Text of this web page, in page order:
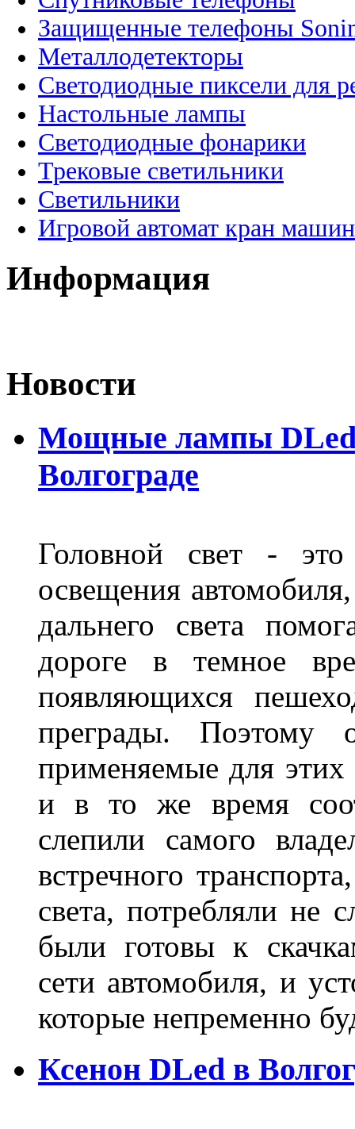
Защищенные телефоны
Металлодетекторы
Светодиодные пиксели для
Настольные лампы
Светодиодные фонарики
Трековые светильники
Светильники
Игровой автомат кран
Информация
Новости
Мощные лампы DLed
Волгограде
Головной свет -
освещения
дальнего света
дороге в темное
появляющихся
преграды. Поэтому
применяемые для
и в то же время
слепили самого
встречного
света, потребляли не
были готовы к
сети автомобиля, и
которые непременно
Ксенон DLed в